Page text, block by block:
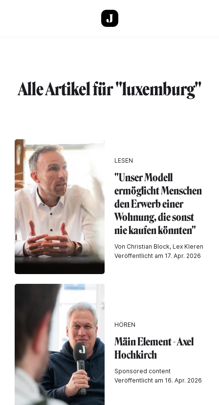
Alle Artikel für "luxemburg"
LESEN
"Unser Modell
ermöglicht Menschen
den Erwerb einer
Wohnung, die sonst
nie kaufen könnten"
Von Christian Block, Lex Kleren
Veröffentlicht am 17. Apr. 2026
HÖREN
Mäin Element - Axel
Hochkirch
Sponsored content
Veröffentlicht am 16. Apr. 2026